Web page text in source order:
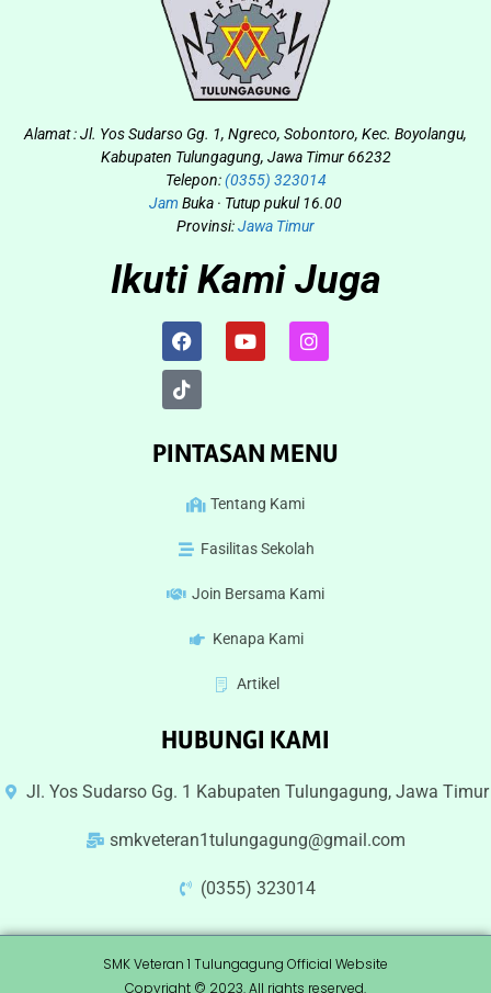
Alamat : Jl. Yos Sudarso Gg. 1, Ngreco, Sobontoro, Kec. Boyolangu,
Kabupaten Tulungagung, Jawa Timur 66232
Telepon:(0355) 323014
Jam Buka · Tutup pukul 16.00
Provinsi:Jawa Timur
Ikuti Kami Juga
PINTASAN MENU
Tentang Kami
Fasilitas Sekolah
Join Bersama Kami
Kenapa Kami
Artikel
HUBUNGI KAMI
Jl. Yos Sudarso Gg. 1 Kabupaten Tulungagung, Jawa Timur
smkveteran1tulungagung@gmail.com
(0355) 323014
SMK Veteran 1 Tulungagung Official Website
Copyright © 2023. All rights reserved.